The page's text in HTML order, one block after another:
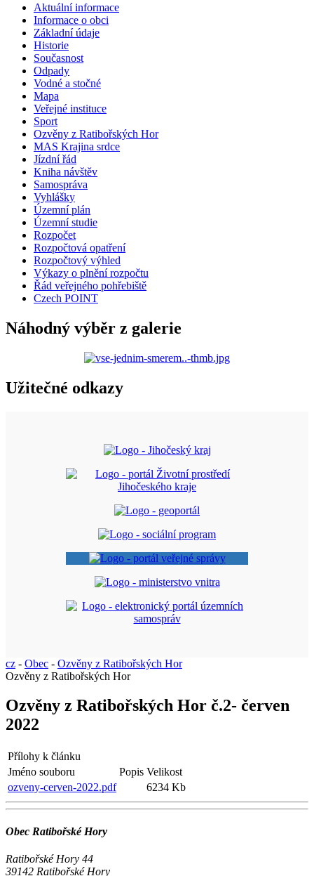
Aktuální informace
Informace o obci
Základní údaje
Historie
Současnost
Odpady
Vodné a stočné
Mapa
Veřejné instituce
Sport
Ozvěny z Ratibořských Hor
MAS Krajina srdce
Jízdní řád
Kniha návštěv
Samospráva
Vyhlášky
Územní plán
Územní studie
Rozpočet
Rozpočtová opatření
Rozpočtový výhled
Výkazy o plnění rozpočtu
Řád veřejného pohřebiště
Czech POINT
Náhodný výběr z galerie
Užitečné odkazy
cz - Obec - Ozvěny z Ratibořských Hor
Ozvěny z Ratibořských Hor
Ozvěny z Ratibořských Hor č.2- červen
2022
Přílohy k článku
Jméno souboru
Popis Velikost
ozveny-cerven-2022.pdf
6234 Kb
Obec Ratibořské Hory
Ratibořské Hory 44
39142 Ratibořské Hory